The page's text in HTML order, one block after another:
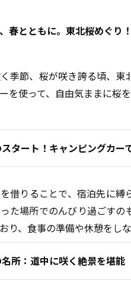
春とともに。東北桜めぐ
季節、桜が咲き誇る頃、
を使って、自由気ままに桜
タート！キャンピングカー
借りることで、宿泊先に
た場所でのんびり過ごす
り、食事の準備や休憩をし
所：道中に咲く絶景を堪能